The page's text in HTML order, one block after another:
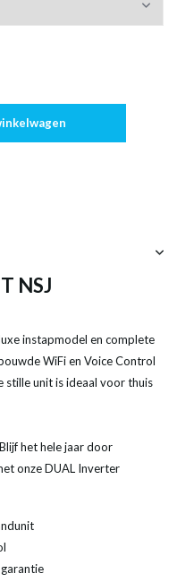
NSJ
instapmodel en complete
WiFi en Voice Control
stille unit is ideaal voor thuis
het hele jaar door
onze DUAL Inverter